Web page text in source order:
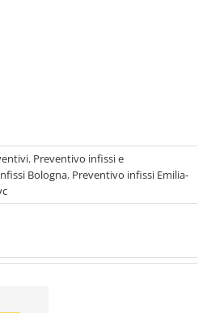
, Preventivo infissi e
Bologna, Preventivo infissi Emilia-